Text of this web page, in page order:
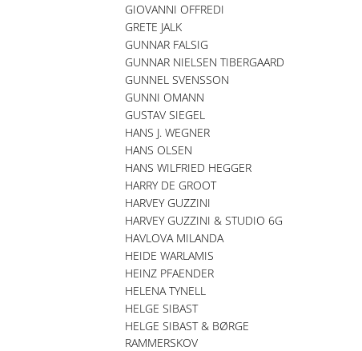
GIOVANNI OFFREDI
GRETE JALK
GUNNAR FALSIG
GUNNAR NIELSEN TIBERGAARD
GUNNEL SVENSSON
GUNNI OMANN
GUSTAV SIEGEL
HANS J. WEGNER
HANS OLSEN
HANS WILFRIED HEGGER
HARRY DE GROOT
HARVEY GUZZINI
HARVEY GUZZINI & STUDIO 6G
HAVLOVA MILANDA
HEIDE WARLAMIS
HEINZ PFAENDER
HELENA TYNELL
HELGE SIBAST
HELGE SIBAST & BØRGE
RAMMERSKOV